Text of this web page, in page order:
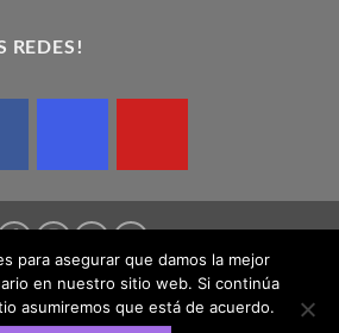
–
7
REDES!
DE COOKIES POLÍTICA DE PRIVACIDAD
para asegurar que damos la mejor
en nuestro sitio web. Si continúa
asumiremos que está de acuerdo.